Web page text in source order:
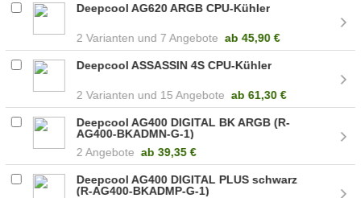
Deepcool AG620 ARGB CPU-Kühler
2 7 Angebote ab45,90 €
Deepcool ASSASSIN 4S CPU-Kühler
2 15 Angebote ab 61,30 €
Deepcool AG400 DIGITAL BK ARGB (R-
AG400-BKADMN-G-1)
2 Angebote ab 39,35 €
Deepcool AG400 DIGITAL PLUS schwarz
(R-AG400-BKADMP-G-1)